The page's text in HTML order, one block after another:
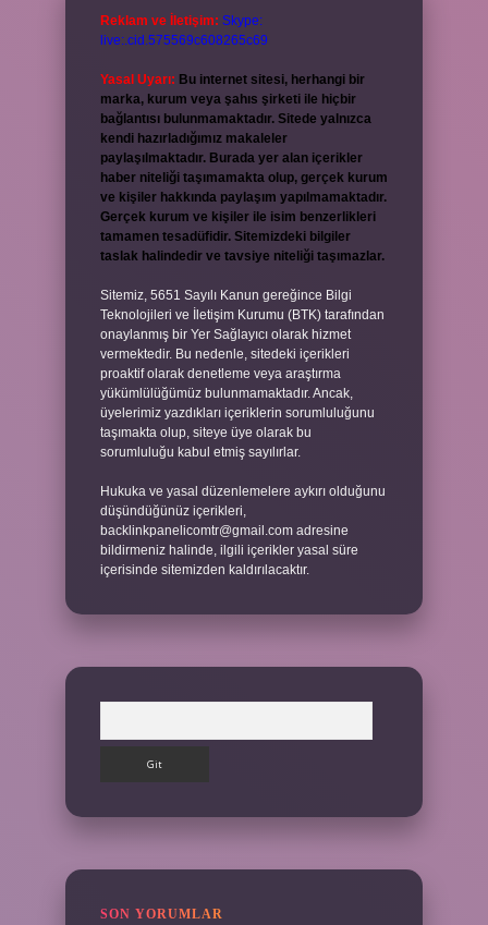
Reklam ve İletişim: Skype:
live:.cid.575569c608265c69
Yasal Uyarı: Bu internet sitesi, herhangi bir
marka, kurum veya şahıs şirketi ile hiçbir
bağlantısı bulunmamaktadır. Sitede yalnızca
kendi hazırladığımız makaleler
paylaşılmaktadır. Burada yer alan içerikler
haber niteliği taşımamakta olup, gerçek kurum
ve kişiler hakkında paylaşım yapılmamaktadır.
Gerçek kurum ve kişiler ile isim benzerlikleri
tamamen tesadüfidir. Sitemizdeki bilgiler
taslak halindedir ve tavsiye niteliği taşımazlar.
Sitemiz, 5651 Sayılı Kanun gereğince Bilgi
Teknolojileri ve İletişim Kurumu (BTK) tarafından
onaylanmış bir Yer Sağlayıcı olarak hizmet
vermektedir. Bu nedenle, sitedeki içerikleri
proaktif olarak denetleme veya araştırma
yükümlülüğümüz bulunmamaktadır. Ancak,
üyelerimiz yazdıkları içeriklerin sorumluluğunu
taşımakta olup, siteye üye olarak bu
sorumluluğu kabul etmiş sayılırlar.
Hukuka ve yasal düzenlemelere aykırı olduğunu
düşündüğünüz içerikleri,
backlinkpanelicomtr@gmail.com adresine
bildirmeniz halinde, ilgili içerikler yasal süre
içerisinde sitemizden kaldırılacaktır.
SON YORUMLAR